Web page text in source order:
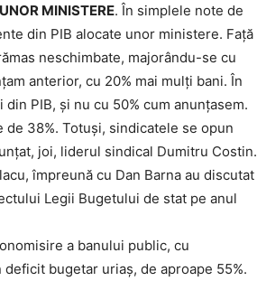
MINISTERE. În simplele note de
din PIB alocate unor ministere. Față
neschimbate, majorându-se cu
anterior, cu 20% mai mulți bani. În
PIB, și nu cu 50% cum anunțasem.
38%. Totuși, sindicatele se opun
joi, liderul sindical Dumitru Costin.
împreună cu Dan Barna au discutat
Legii Bugetului de stat pe anul
a banului public, cu
bugetar uriaș, de aproape 55%.